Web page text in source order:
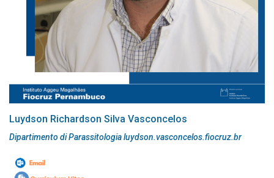
Luydson Richardson Silva Vasconcelos
Dipartimento di Parassitologia luydson.vasconcelos.fiocruz.br